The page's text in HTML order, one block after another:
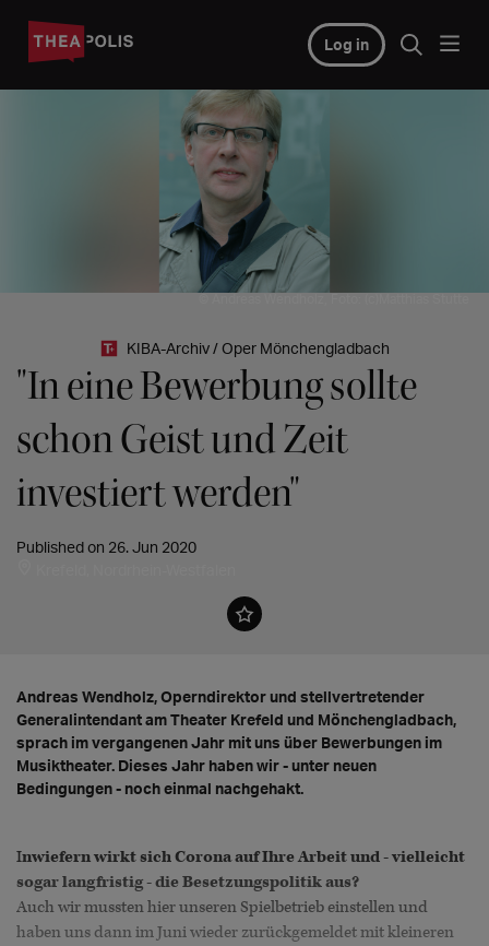
Log in
KIBA-Archiv / Oper Mönchengladbach
"In eine Bewerbung sollte
schon Geist und Zeit
investiert werden"
Published on 26. Jun 2020
Andreas Wendholz, Operndirektor und stellvertretender
Generalintendant am Theater Krefeld und Mönchengladbach,
sprach im vergangenen Jahr mit uns über Bewerbungen im
Musiktheater. Dieses Jahr haben wir - unter neuen
Bedingungen - noch einmal nachgehakt.
Inwiefern wirkt sich Corona auf Ihre Arbeit und - vielleicht
sogar langfristig - die Besetzungspolitik aus?
Auch wir mussten hier unseren Spielbetrieb einstellen und
haben uns dann im Juni wieder zurückgemeldet mit kleineren